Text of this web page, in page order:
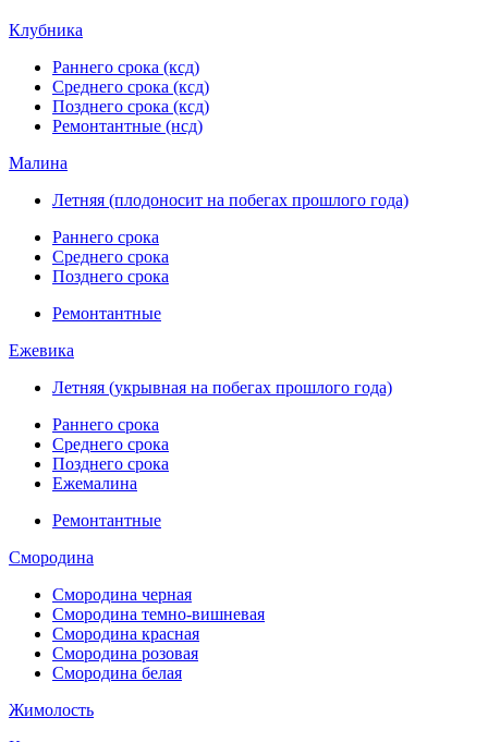
Клубника
Раннего срока (ксд)
Среднего срока (ксд)
Позднего срока (ксд)
Ремонтантные (нсд)
Малина
Летняя (плодоносит на побегах прошлого года)
Раннего срока
Среднего срока
Позднего срока
Ремонтантные
Ежевика
Летняя (укрывная на побегах прошлого года)
Раннего срока
Среднего срока
Позднего срока
Ежемалина
Ремонтантные
Смородина
Смородина черная
Смородина темно-вишневая
Смородина красная
Смородина розовая
Смородина белая
Жимолость